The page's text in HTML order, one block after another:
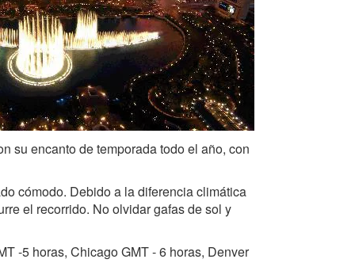
su encanto de temporada todo el año, con
cómodo. Debido a la diferencia climática
el recorrido. No olvidar gafas de sol y
-5 horas, Chicago GMT - 6 horas, Denver